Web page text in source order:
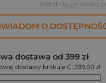
19,99 zł - sugerowana
O
dostawa od 399 zł
dostawy brakuje Ci 399,00 zł